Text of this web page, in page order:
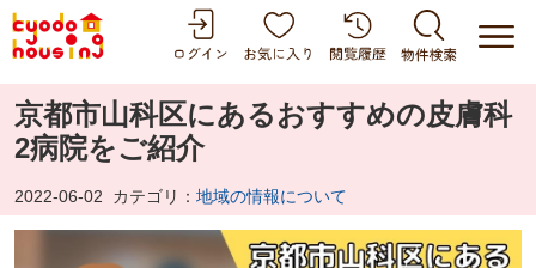
京都市山科区にあるおすすめの皮膚科
2病院をご紹介
2022-06-02 カテゴリ： 地域の情報について